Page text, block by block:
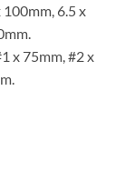
6.5 x
x 75mm, #2 x